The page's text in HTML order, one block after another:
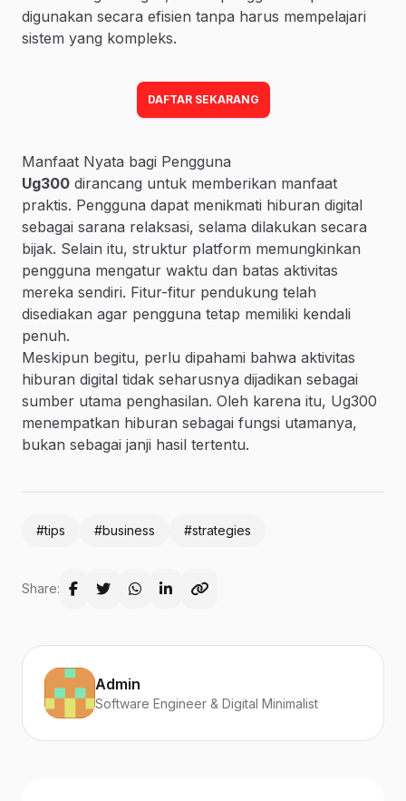
digunakan secara efisien tanpa harus mempelajari
sistem yang kompleks.
DAFTAR SEKARANG
Manfaat Nyata bagi Pengguna
Ug300 dirancang untuk memberikan manfaat
praktis. Pengguna dapat menikmati hiburan digital
sebagai sarana relaksasi, selama dilakukan secara
bijak. Selain itu, struktur platform memungkinkan
pengguna mengatur waktu dan batas aktivitas
mereka sendiri. Fitur-fitur pendukung telah
disediakan agar pengguna tetap memiliki kendali
penuh.
Meskipun begitu, perlu dipahami bahwa aktivitas
hiburan digital tidak seharusnya dijadikan sebagai
sumber utama penghasilan. Oleh karena itu, Ug300
menempatkan hiburan sebagai fungsi utamanya,
bukan sebagai janji hasil tertentu.
#tips #business #strategies
Share:
Admin
Software Engineer & Digital Minimalist